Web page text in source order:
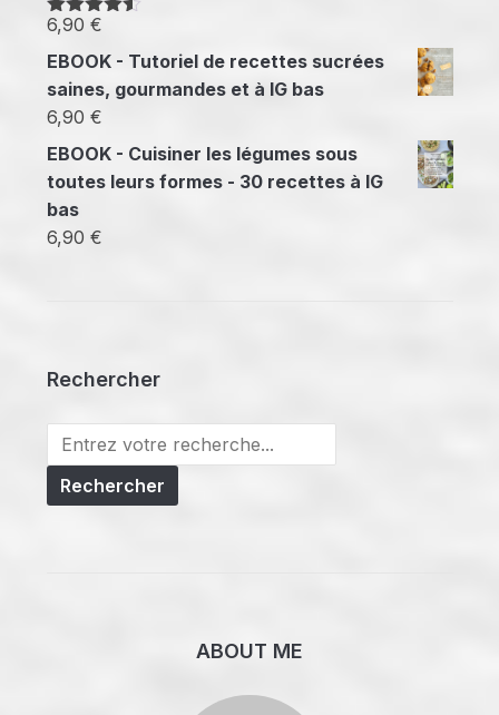
Note 4.50
6,90 €
EBOOK - Tutoriel de recettes sucrées
saines, gourmandes et à IG bas
6,90 €
EBOOK - Cuisiner les légumes sous
toutes leurs formes - 30 recettes à IG
bas
6,90 €
Rechercher
Search
for:
ABOUT ME